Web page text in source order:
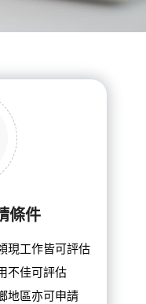
條件
現工作皆可評估
不佳可評估
地區亦可申請